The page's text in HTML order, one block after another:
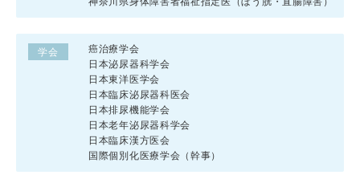
学会
癌治療学会
日本泌尿器科学会
日本東洋医学会
日本臨床泌尿器科医会
日本排尿機能学会
日本老年泌尿器科学会
日本臨床漢方医会
国際個別化医療学会（幹事）